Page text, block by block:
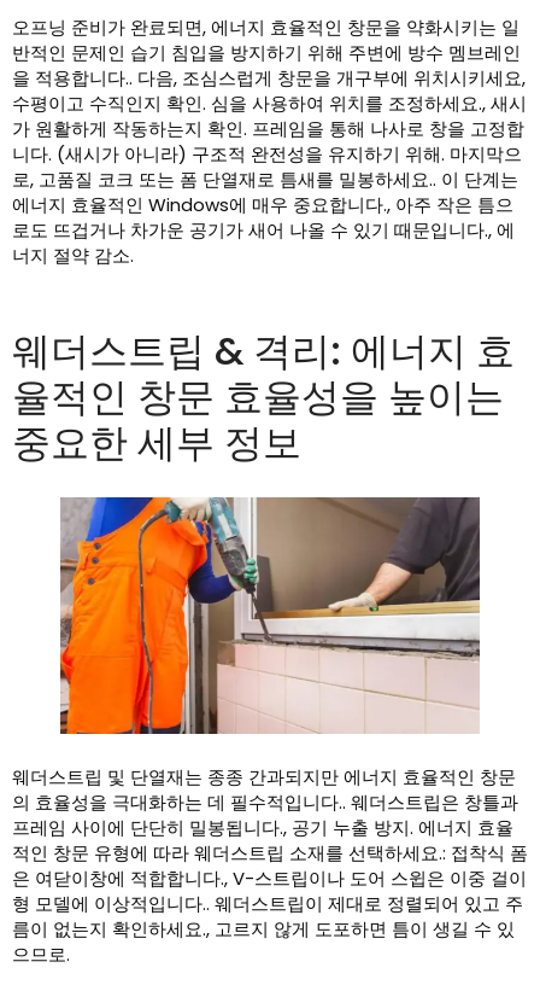
오프닝 준비가 완료되면, 에너지 효율적인 창문을 약화시키는 일
반적인 문제인 습기 침입을 방지하기 위해 주변에 방수 멤브레인
을 적용합니다.. 다음, 조심스럽게 창문을 개구부에 위치시키세요,
수평이고 수직인지 확인. 심을 사용하여 위치를 조정하세요., 새시
가 원활하게 작동하는지 확인. 프레임을 통해 나사로 창을 고정합
니다. (새시가 아니라) 구조적 완전성을 유지하기 위해. 마지막으
로, 고품질 코크 또는 폼 단열재로 틈새를 밀봉하세요.. 이 단계는
에너지 효율적인 Windows에 매우 중요합니다., 아주 작은 틈으
로도 뜨겁거나 차가운 공기가 새어 나올 수 있기 때문입니다., 에
너지 절약 감소.
웨더스트립 & 격리: 에너지 효
율적인 창문 효율성을 높이는
중요한 세부 정보
웨더스트립 및 단열재는 종종 간과되지만 에너지 효율적인 창문
의 효율성을 극대화하는 데 필수적입니다.. 웨더스트립은 창틀과
프레임 사이에 단단히 밀봉됩니다., 공기 누출 방지. 에너지 효율
적인 창문 유형에 따라 웨더스트립 소재를 선택하세요.: 접착식 폼
은 여닫이창에 적합합니다., V-스트립이나 도어 스윕은 이중 걸이
형 모델에 이상적입니다.. 웨더스트립이 제대로 정렬되어 있고 주
름이 없는지 확인하세요., 고르지 않게 도포하면 틈이 생길 수 있
으므로.